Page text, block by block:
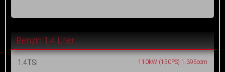
Benzin 1.4 Liter
1.4TSI 110kW (150PS) 1.395ccm